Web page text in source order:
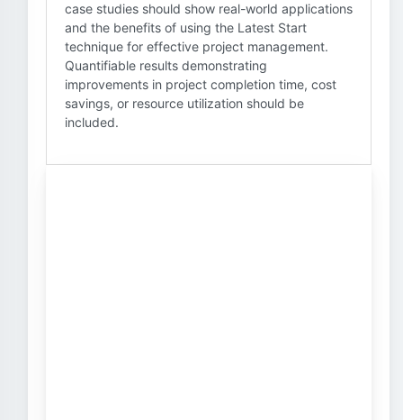
case studies should show real-world applications
and the benefits of using the Latest Start
technique for effective project management.
Quantifiable results demonstrating
improvements in project completion time, cost
savings, or resource utilization should be
included.